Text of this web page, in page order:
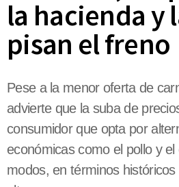
la hacienda y
pisan el freno
Pese a la menor oferta de
advierte que la suba de
consumidor que opta por
económicas como el pollo y
modos, en términos